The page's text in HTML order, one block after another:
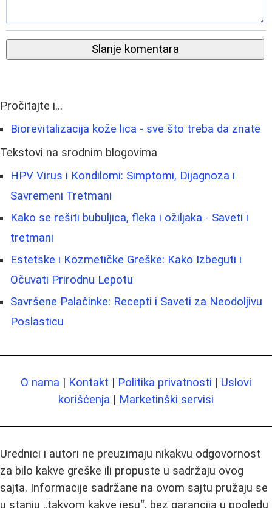
Slanje komentara
Pročitajte i...
Biorevitalizacija kože lica - sve što treba da znate
Tekstovi na srodnim blogovima
HPV Virus i Kondilomi: Simptomi, Dijagnoza i
Savremeni Tretmani
Kako se rešiti bubuljica, fleka i ožiljaka - Saveti i
tretmani
Estetske i Kozmetičke Greške: Kako Izbeguti i
Očuvati Prirodnu Lepotu
Savršene Palačinke: Recepti i Saveti za Neodoljivu
Poslasticu
O nama | Kontakt | Politika privatnosti | Uslovi
korišćenja | Marketinški servisi
Urednici i autori ne preuzimaju nikakvu odgovornost
za bilo kakve greške ili propuste u sadržaju ovog
sajta. Informacije sadržane na ovom sajtu pružaju se
u stanju „takvom kakve jesu“, bez garancija u pogledu